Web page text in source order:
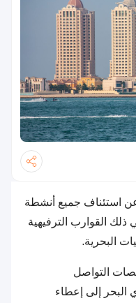
استئناف جميع أنشطة
ذلك القوارب الترفيهية
البحرية.
التواصل
البحر إلى إعطاء